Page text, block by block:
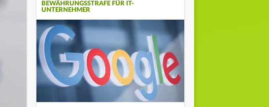
BEWÄHRUNGSSTRAFE FÜR IT-
UNTERNEHMER